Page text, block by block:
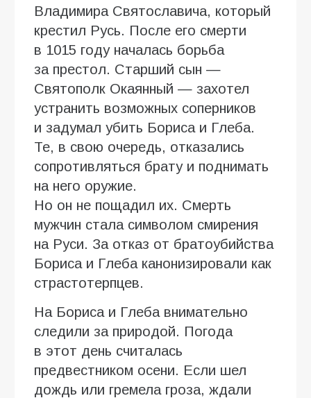
Владимира Святославича, который
крестил Русь. После его смерти
в 1015 году началась борьба
за престол. Старший сын —
Святополк Окаянный — захотел
устранить возможных соперников
и задумал убить Бориса и Глеба.
Те, в свою очередь, отказались
сопротивляться брату и поднимать
на него оружие.
Но он не пощадил их. Смерть
мужчин стала символом смирения
на Руси. За отказ от братоубийства
Бориса и Глеба канонизировали как
страстотерпцев.
На Бориса и Глеба внимательно
следили за природой. Погода
в этот день считалась
предвестником осени. Если шел
дождь или гремела гроза, ждали